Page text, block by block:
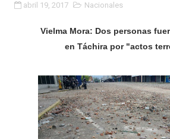
Niños merideños potencian su
Gobierno bolivariano avanza en
Niños merideños aprenden
abril 19, 2017 Nacionales
Vielma Mora: Dos personas
en Táchira por "actos